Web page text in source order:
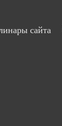
сайта